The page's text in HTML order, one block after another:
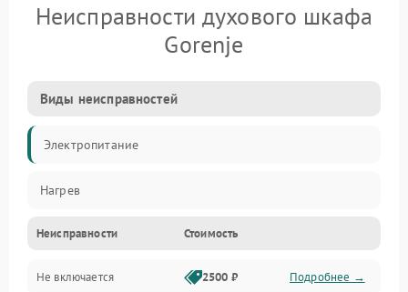
Неисправности духового шкафа
Gorenje
Виды неисправностей
Электропитание
Нагрев
Неисправности Стоимость
Не включается 2500 ₽ Подробнее →